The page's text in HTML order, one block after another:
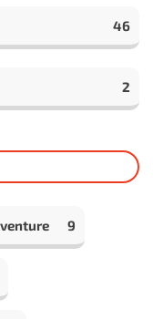
46
2
9